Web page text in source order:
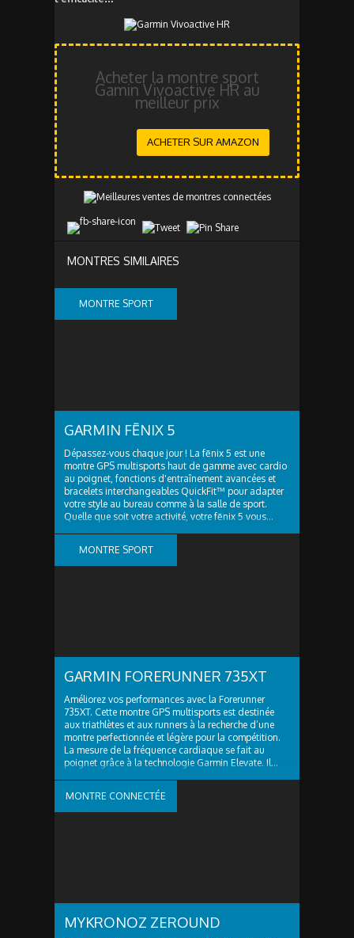
Acheter la montre sport
Gamin Vivoactive HR au
meilleur prix
ACHETER SUR AMAZON
MONTRES SIMILAIRES
MONTRE SPORT
GARMIN FĒNIX 5
Dépassez-vous chaque jour ! La fēnix 5 est une
montre GPS multisports haut de gamme avec cardio
au poignet, fonctions d'entraînement avancées et
bracelets interchangeables QuickFit™ pour adapter
votre style au bureau comme à la salle de sport.
Quelle que soit votre activité, votre fēnix 5 vous...
MONTRE SPORT
GARMIN FORERUNNER 735XT
Améliorez vos performances avec la Forerunner
735XT. Cette montre GPS multisports est destinée
aux triathlètes et aux runners à la recherche d’une
montre perfectionnée et légère pour la compétition.
La mesure de la fréquence cardiaque se fait au
poignet grâce à la technologie Garmin Elevate. Il...
MONTRE CONNECTÉE
MYKRONOZ ZEROUND